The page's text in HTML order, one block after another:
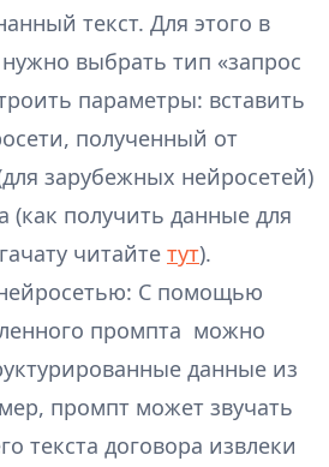
текст. Для этого в
выбрать тип «запрос
параметры: вставить
полученный от
зарубежных нейросетей)
(как получить данные для
читайте тут).
С помощью
промпта можно
данные из
промпт может звучать
текста договора извлеки